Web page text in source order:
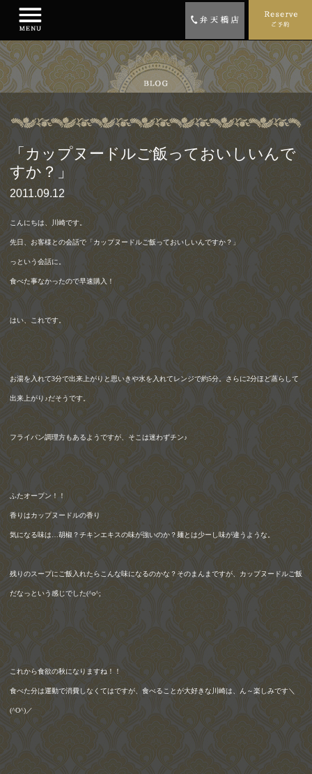
「カップヌードルご飯っておいしいんで
すか？」
2011.09.12
こんにちは、川崎です。
先日、お客様との会話で「カップヌードルご飯っておいしいんですか？」
っという会話に。
食べた事なかったので早速購入！
はい、これです。
お湯を入れて3分で出来上がりと思いきや水を入れてレンジで約5分。さらに2分ほど蒸らして
出来上がり♪だそうです。
フライパン調理方もあるようですが、そこは迷わずチン♪
ふたオープン！！
香りはカップヌードルの香り
気になる味は…胡椒？チキンエキスの味が強いのか？麺とは少ーし味が違うような。
残りのスープにご飯入れたらこんな味になるのかな？そのまんまですが、カップヌードルご飯
だなっという感じでした(^o^;
これから食欲の秋になりますね！！
食べた分は運動で消費しなくてはですが、食べることが大好きな川崎は、ん～楽しみです＼
(^O^)／